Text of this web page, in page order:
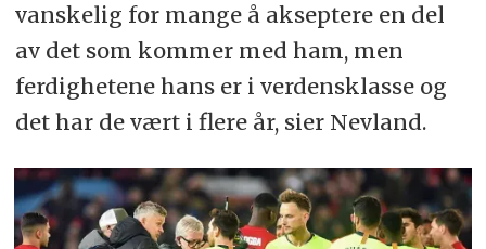
vanskelig for mange å akseptere en del
av det som kommer med ham, men
ferdighetene hans er i verdensklasse og
det har de vært i flere år, sier Nevland.